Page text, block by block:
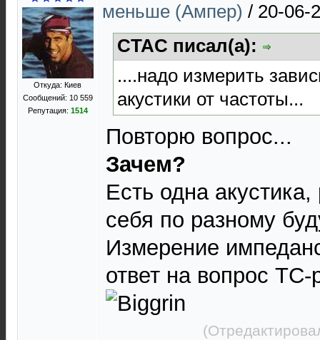
Откуда: Киев
Сообщений: 10 559
Репутация: 1514
меньше (Ампер) / 20-06-
CTAC писал(а):
....надо измерить
акустики от частоты...
Повторю вопрос...
Зачем?
Есть одна
себя по разному
Измерение
ответ на вопрос ТС-